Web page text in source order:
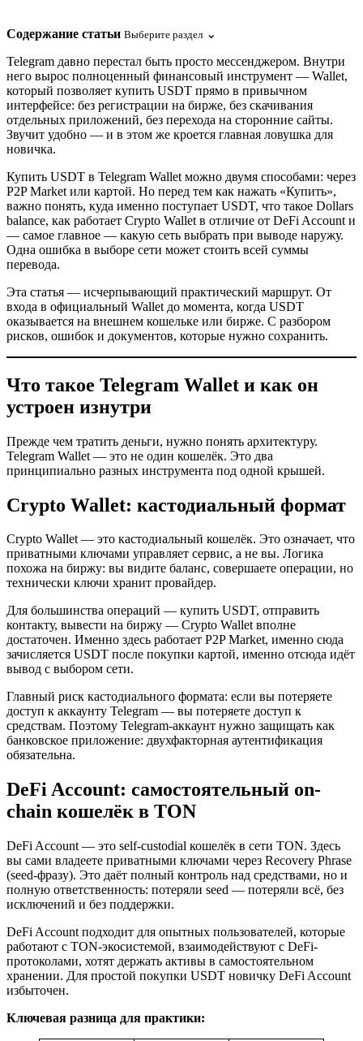
Содержание статьи Выберите раздел ⌄
Telegram давно перестал быть просто мессенджером. Внутри
него вырос полноценный финансовый инструмент — Wallet,
который позволяет купить USDT прямо в привычном
интерфейсе: без регистрации на бирже, без скачивания
отдельных приложений, без перехода на сторонние сайты.
Звучит удобно — и в этом же кроется главная ловушка для
новичка.
Купить USDT в Telegram Wallet можно двумя способами: через
P2P Market или картой. Но перед тем как нажать «Купить»,
важно понять, куда именно поступает USDT, что такое Dollars
balance, как работает Crypto Wallet в отличие от DeFi Account и
— самое главное — какую сеть выбрать при выводе наружу.
Одна ошибка в выборе сети может стоить всей суммы
перевода.
Эта статья — исчерпывающий практический маршрут. От
входа в официальный Wallet до момента, когда USDT
оказывается на внешнем кошельке или бирже. С разбором
рисков, ошибок и документов, которые нужно сохранить.
Что такое Telegram Wallet и как он
устроен изнутри
Прежде чем тратить деньги, нужно понять архитектуру.
Telegram Wallet — это не один кошелёк. Это два
принципиально разных инструмента под одной крышей.
Crypto Wallet: кастодиальный формат
Crypto Wallet — это кастодиальный кошелёк. Это означает, что
приватными ключами управляет сервис, а не вы. Логика
похожа на биржу: вы видите баланс, совершаете операции, но
технически ключи хранит провайдер.
Для большинства операций — купить USDT, отправить
контакту, вывести на биржу — Crypto Wallet вполне
достаточен. Именно здесь работает P2P Market, именно сюда
зачисляется USDT после покупки картой, именно отсюда идёт
вывод с выбором сети.
Главный риск кастодиального формата: если вы потеряете
доступ к аккаунту Telegram — вы потеряете доступ к
средствам. Поэтому Telegram-аккаунт нужно защищать как
банковское приложение: двухфакторная аутентификация
обязательна.
DeFi Account: самостоятельный on-
chain кошелёк в TON
DeFi Account — это self-custodial кошелёк в сети TON. Здесь
вы сами владеете приватными ключами через Recovery Phrase
(seed-фразу). Это даёт полный контроль над средствами, но и
полную ответственность: потеряли seed — потеряли всё, без
исключений и без поддержки.
DeFi Account подходит для опытных пользователей, которые
работают с TON-экосистемой, взаимодействуют с DeFi-
протоколами, хотят держать активы в самостоятельном
хранении. Для простой покупки USDT новичку DeFi Account
избыточен.
Ключевая разница для практики: